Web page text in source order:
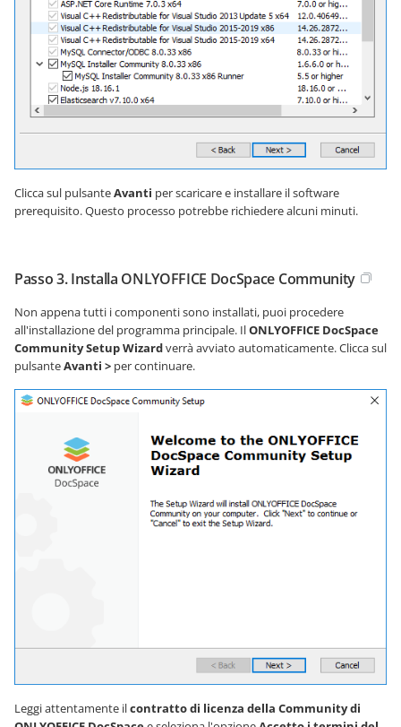
Clicca sul pulsanteAvanti per scaricare e installare il software
prerequisito. Questo processo potrebbe richiedere alcuni minuti.
Passo 3. Installa ONLYOFFICE DocSpace Community
Non appena tutti i componenti sono installati, puoi procedere
all'installazione del programma principale. IlONLYOFFICE DocSpace
Community Setup Wizardverrà avviato automaticamente. Clicca sul
pulsanteAvanti > per continuare.
Leggi attentamente ilcontratto di licenza della Community di